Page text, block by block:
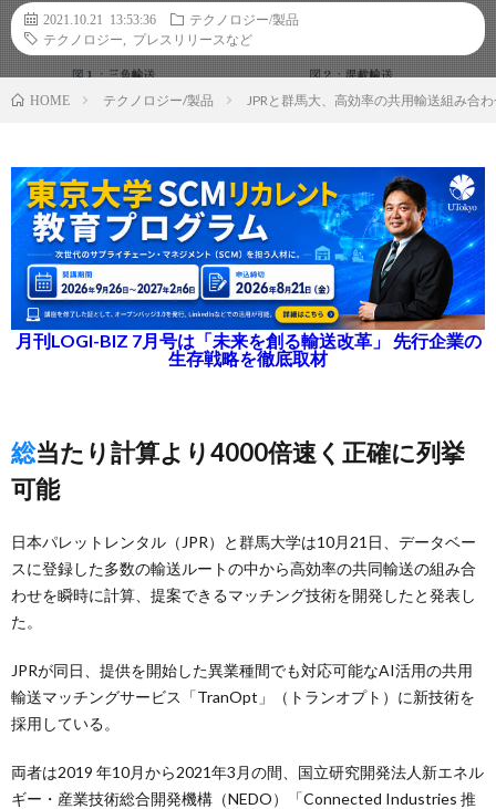
2021.10.21 13:53:36
テクノロジー/製品
テクノロジー
プレスリリースなど
HOME テクノロジー/製品 JPRと群馬大、高効率の共用輸送組み合
月刊LOGI-BIZ 7月号は「未来を創る輸送改革」 先行企業の
生存戦略を徹底取材
総当たり計算より4000倍速く正確に列挙
可能
日本パレットレンタル（JPR）と群馬大学は10月21日、データベー
スに登録した多数の輸送ルートの中から高効率の共同輸送の組み合
わせを瞬時に計算、提案できるマッチング技術を開発したと発表し
た。
JPRが同日、提供を開始した異業種間でも対応可能なAI活用の共用
輸送マッチングサービス「TranOpt」（トランオプト）に新技術を
採用している。
両者は2019 年10月から2021年3月の間、国立研究開発法人新エネル
ギー・産業技術総合開発機構（NEDO）「Connected Industries 推